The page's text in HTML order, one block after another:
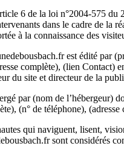
6 de la loi n°2004-575
dans le cadre de la
à la connaissance des
est édité par
complète), (lien Contact)
du site et directeur de la
par (nom de l’hébergeur)
(n° de téléphone), (adresse
qui naviguent, lisent,
sont considérés